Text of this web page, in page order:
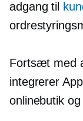
adgang til
Fortsæt med
integrerer
onlinebutik